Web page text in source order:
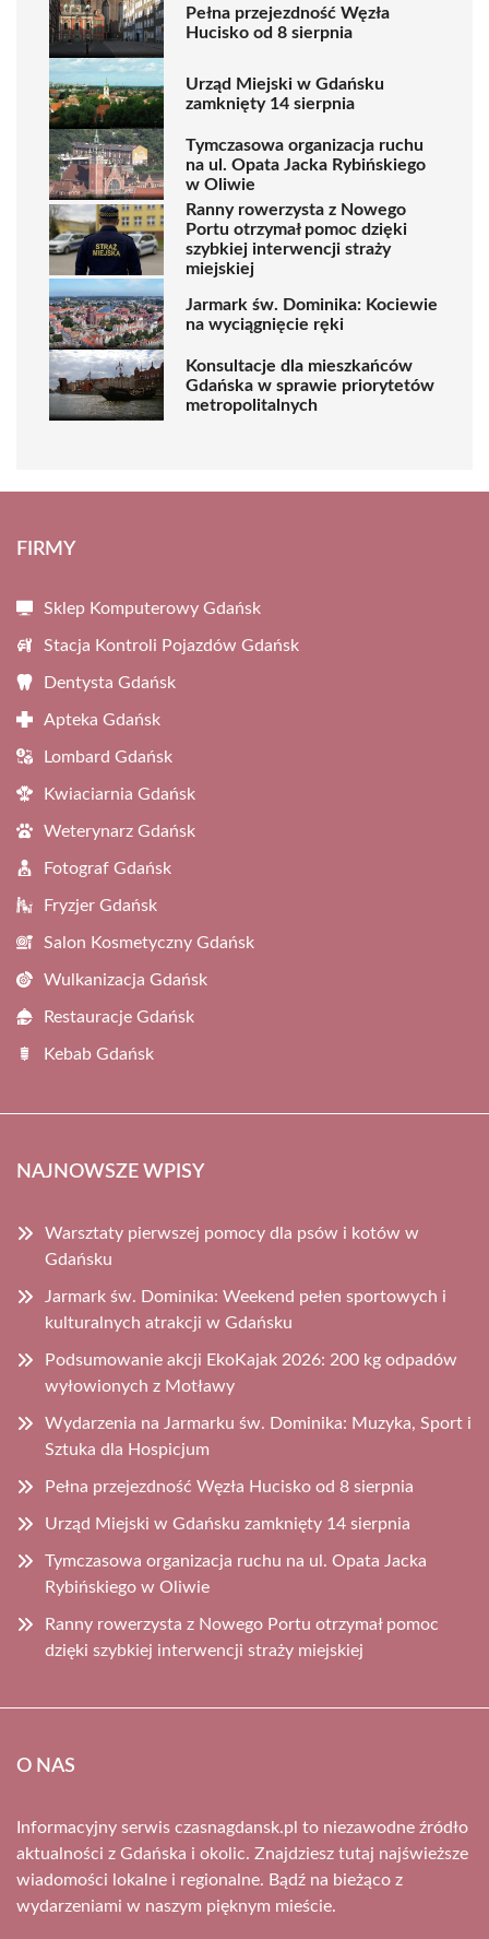
Pełna przejezdność Węzła
Hucisko od 8 sierpnia
Urząd Miejski w Gdańsku
zamknięty 14 sierpnia
Tymczasowa organizacja ruchu
na ul. Opata Jacka Rybińskiego
w Oliwie
Ranny rowerzysta z Nowego
Portu otrzymał pomoc dzięki
szybkiej interwencji straży
miejskiej
Jarmark św. Dominika: Kociewie
na wyciągnięcie ręki
Konsultacje dla mieszkańców
Gdańska w sprawie priorytetów
metropolitalnych
FIRMY
Sklep Komputerowy Gdańsk
Stacja Kontroli Pojazdów Gdańsk
Dentysta Gdańsk
Apteka Gdańsk
Lombard Gdańsk
Kwiaciarnia Gdańsk
Weterynarz Gdańsk
Fotograf Gdańsk
Fryzjer Gdańsk
Salon Kosmetyczny Gdańsk
Wulkanizacja Gdańsk
Restauracje Gdańsk
Kebab Gdańsk
NAJNOWSZE WPISY
Warsztaty pierwszej pomocy dla psów i kotów w
Gdańsku
Jarmark św. Dominika: Weekend pełen sportowych i
kulturalnych atrakcji w Gdańsku
Podsumowanie akcji EkoKajak 2026: 200 kg odpadów
wyłowionych z Motławy
Wydarzenia na Jarmarku św. Dominika: Muzyka, Sport i
Sztuka dla Hospicjum
Pełna przejezdność Węzła Hucisko od 8 sierpnia
Urząd Miejski w Gdańsku zamknięty 14 sierpnia
Tymczasowa organizacja ruchu na ul. Opata Jacka
Rybińskiego w Oliwie
Ranny rowerzysta z Nowego Portu otrzymał pomoc
dzięki szybkiej interwencji straży miejskiej
O NAS
Informacyjny serwis czasnagdansk.pl to niezawodne źródło
aktualności z Gdańska i okolic. Znajdziesz tutaj najświeższe
wiadomości lokalne i regionalne. Bądź na bieżąco z
wydarzeniami w naszym pięknym mieście.